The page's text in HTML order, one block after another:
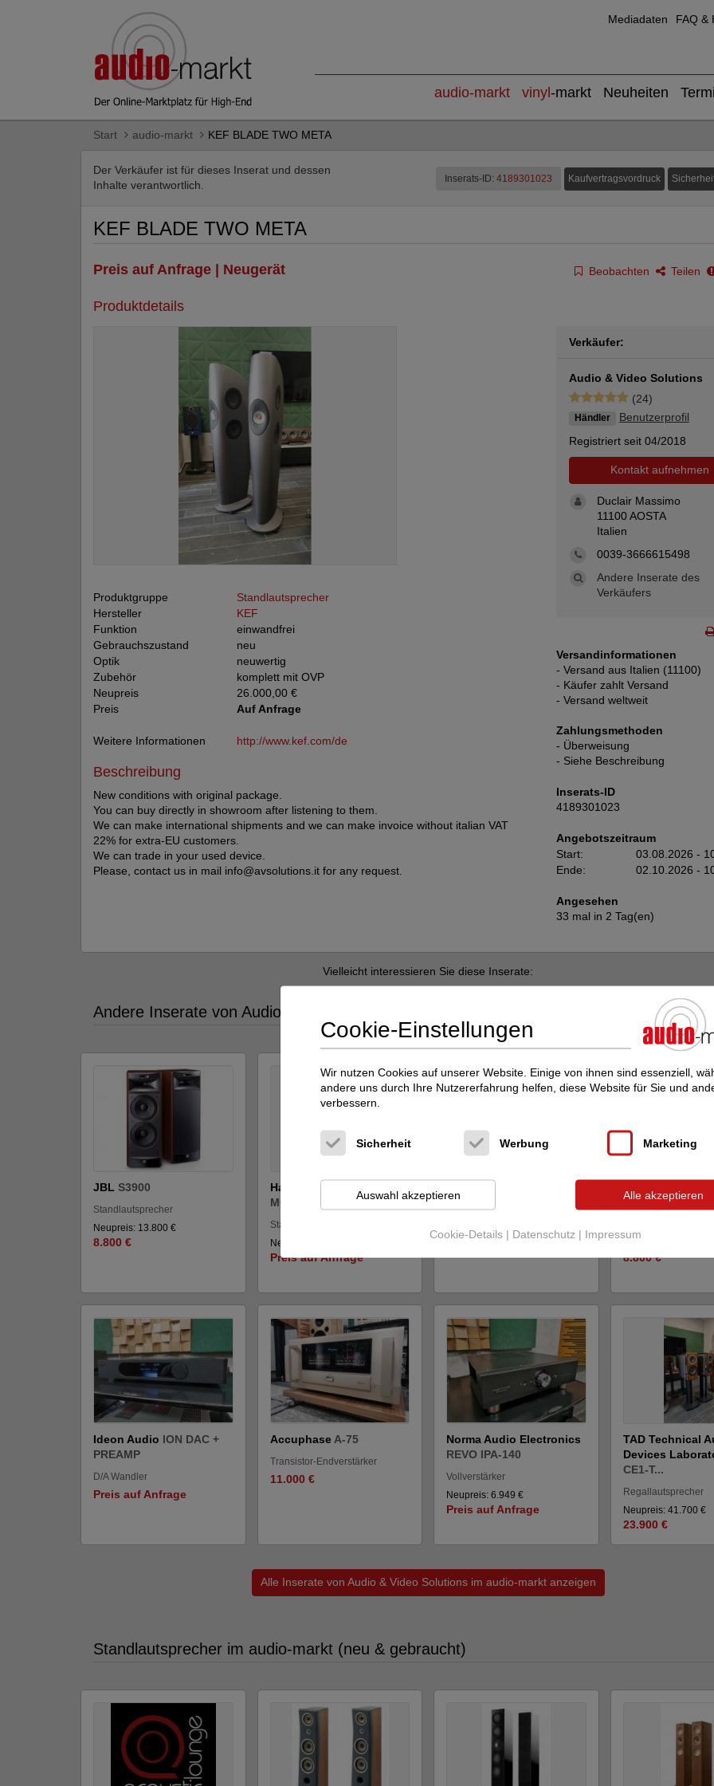
Mediadaten FAQ &
audio-markt vinyl -markt Neuheiten
Start audio-markt KEF BLADE TWO META
Der Verkäufer ist für dieses Inserat und dessen
Inhalte verantwortlich.
Inserats-ID: 4189301023 Kaufvertragsvordruck
KEF BLADE TWO META
Preis auf Anfrage | Neugerät Beobachten Teilen
Produktdetails
Produktgruppe
Standlautsprecher
Hersteller
KEF
Funktion
einwandfrei
Gebrauchszustand
neu
Optik
neuwertig
Zubehör
komplett mit OVP
Neupreis
26.000,00 €
Preis
Auf Anfrage
Weitere Informationen http://www.kef.com/de
Beschreibung
New conditions with original package.
You can buy directly in showroom after listening to them.
We can make international shipments and we can make invoice without italian VAT
22% for extra-EU customers.
We can trade in your used device.
Please, contact us in mail info@avsolutions.it for any request.
Verkäufer:
Audio & Video Solutions
(24)
Händler
Benutzerprofil
Registriert seit 04/2018
Kontakt aufnehmen
Duclair Massimo
11100 AOSTA
Italien
0039-3666615498
Andere Inserate des
Verkäufers
Versandinformationen
- Versand aus Italien (11100)
- Käufer zahlt Versand
- Versand weltweit
Zahlungsmethoden
- Überweisung
- Siehe Beschreibung
Inserats-ID
4189301023
Angebotszeitraum
Start:
03.08.2026 -
Ende:
02.10.2026 -
Angesehen
33 mal in 2 Tag(en)
Vielleicht interessieren Sie diese Inserate:
Andere Inserate von Audio & Video Solutions im audio-markt
JBL S3900
Standlautsprecher
Neupreis: 13.800 €
8.800 €
Harbeth Acoustics
MONITOR 40.3 XD
Standlautsprecher
Neupreis: 22.500 €
Preis auf Anfrage
Standlautsprecher
Precision P3.0
8.800 €
Ideon Audio ION DAC +
PREAMP
D/A Wandler
Preis auf Anfrage
Accuphase A-75
Transistor-Endverstärker
11.000 €
Norma Audio Electronics
REVO IPA-140
Vollverstärker
Neupreis: 6.949 €
Preis auf Anfrage
TAD Technical
Devices
CE1-T...
Regallautsprecher
Neupreis: 41.700 €
23.900 €
Alle Inserate von Audio & Video Solutions im audio-markt anzeigen
Standlautsprecher im audio-markt (neu & gebraucht)
Cookie-Einstellungen
Wir nutzen Cookies auf unserer Website. Einige von ihnen sind essenziell,
andere uns durch Ihre Nutzererfahrung helfen, diese Website für Sie und
verbessern.
Cookie-Details | Datenschutz | Impressum
Sicherheit Werbung Marketing
Auswahl akzeptieren Alle akzeptieren